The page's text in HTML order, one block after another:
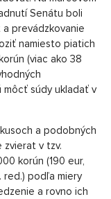
Senátu boli
prevádzkovanie
namiesto piatich
(viac ako 38
môcť súdy ukladať v
a podobných
zvierat v tzv.
korún (190 eur,
red.) podľa miery
a rovno ich